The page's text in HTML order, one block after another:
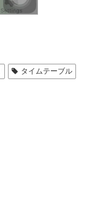
タイムテーブル